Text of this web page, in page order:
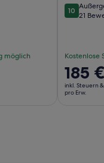
möglich
1010 von 10
21
Kostenlose
Der
Preis
beträgt
185 €
inkl. Steuern
pro Erw.